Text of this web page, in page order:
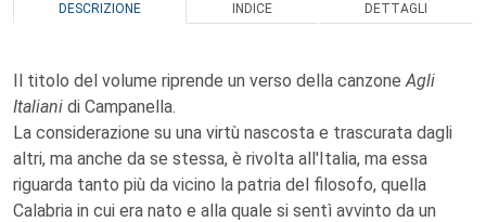
DESCRIZIONE INDICE DETTAGLI
Il titolo del volume riprende un verso della canzoneAgli
Italiani di Campanella.
La considerazione su una virtù nascosta e trascurata dagli
altri, ma anche da se stessa, è rivolta all'Italia, ma essa
riguarda tanto più da vicino la patria del filosofo, quella
Calabria in cui era nato e alla quale si sentì avvinto da un